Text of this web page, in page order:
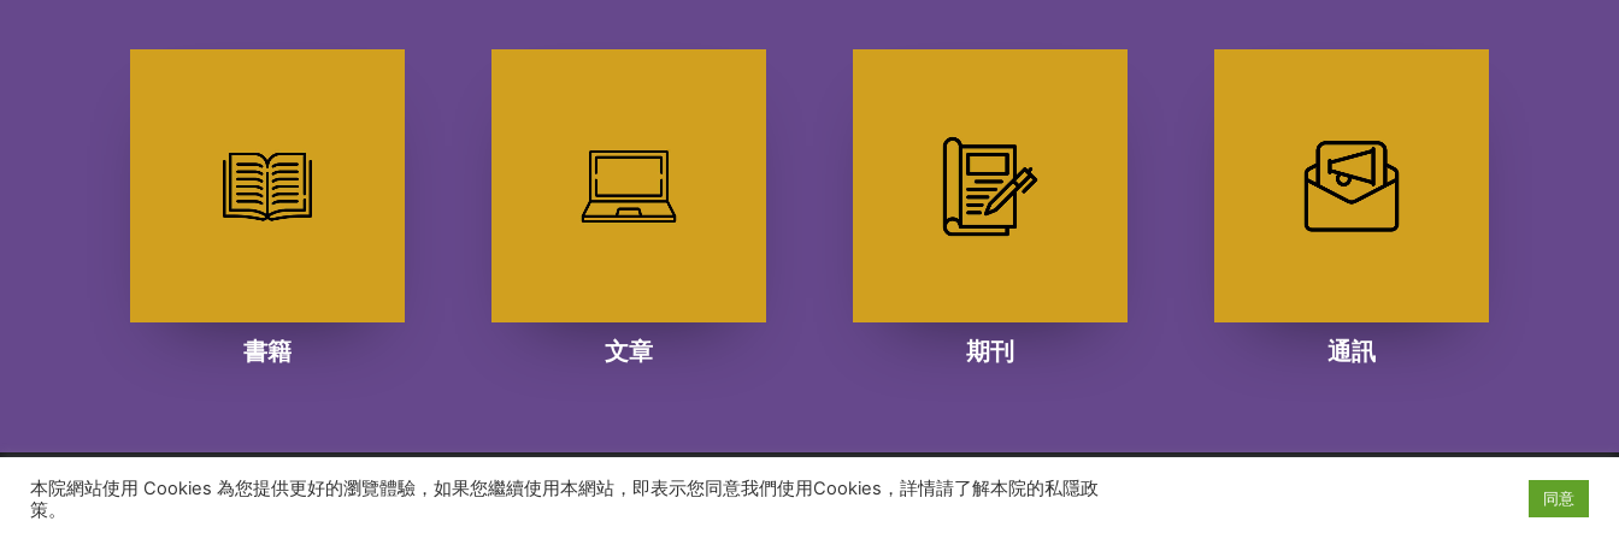
書籍 文章 期刊 通訊
© 2026 建道神學院Alliance Bible Seminary. All rights reserved
本院網站使用 Cookies 為您提供更好的瀏覽體驗，如果您繼續使用本網站，即表示您同意我們使用Cookies，詳情請了解本院的私隱政
策。
同意